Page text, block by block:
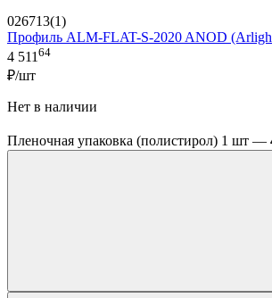
026713(1)
Профиль ALM-FLAT-S-2020 ANOD
4 511 64
₽/шт
Нет в наличии
Пленочная упаковка (полистирол) 1 шт —